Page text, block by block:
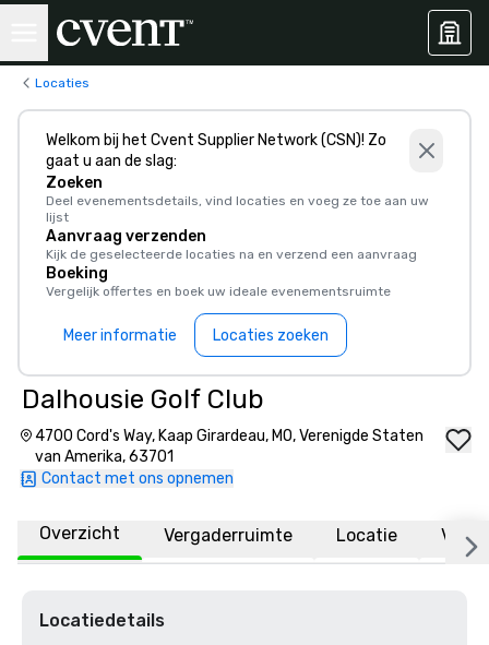
Locaties
Welkom bij het Cvent Supplier Network (CSN)! Zo
gaat u aan de slag:
Zoeken
Deel evenementsdetails, vind locaties en voeg ze toe aan uw
lijst
Aanvraag verzenden
Kijk de geselecteerde locaties na en verzend een aanvraag
Boeking
Vergelijk offertes en boek uw ideale evenementsruimte
Meer informatie Locaties zoeken
Dalhousie Golf Club
4700 Cord's Way, Kaap Girardeau, MO, Verenigde Staten
van Amerika, 63701
Contact met ons opnemen
Overzicht Vergaderruimte Locatie
Locatiedetails